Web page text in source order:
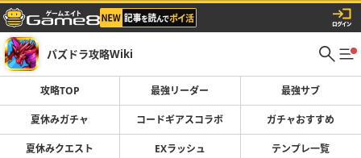
パズドラ攻略Wiki
攻略TOP 最強リーダー 最強サブ
夏休みガチャ コードギアスコラボ ガチャおすすめ
夏休みクエスト EXラッシュ テンプレ一覧